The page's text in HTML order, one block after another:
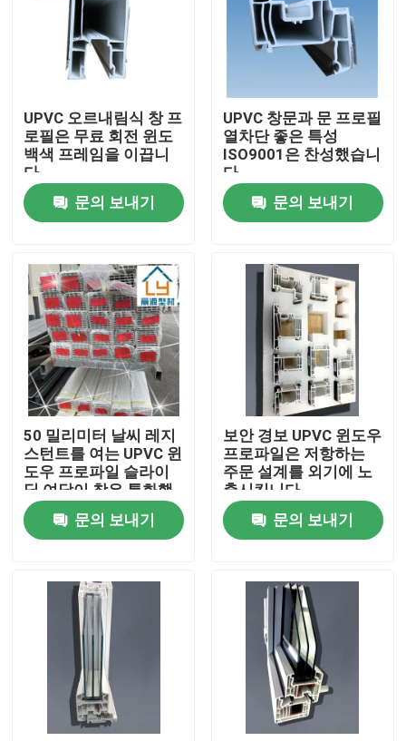
집
제품
비디오
우리에 대하여
공장 여행
품질 관리
인용문을 요구하세요
UPVC 문 프로필
UPVC 윈도우 프로파일
UPVC 오르내림식 창 프
로필은 무료 회전 윈도
백색 프레임을 이끕니
다
문의 보내기
UPVC 창문과 문 프로필
열차단 좋은 특성
ISO9001은 찬성했습니
다
문의 보내기
50 밀리미터 날씨 레지
스턴트를 여는 UPVC 윈
도우 프로파일 슬라이
딩 여닫이 창은 특화했
습니다
문의 보내기
보안 경보 UPVC 윈도우
프로파일은 저항하는
주문 설계를 외기에 노
출시킵니다
문의 보내기